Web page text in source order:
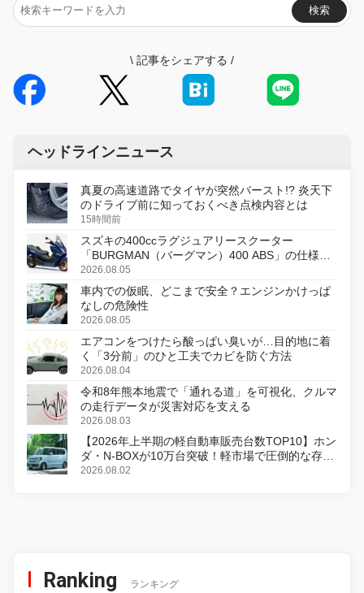
検索
\ 記事をシェアする /
ヘッドラインニュース
真夏の高速道路でタイヤが突然バースト!? 炎天下
のドライブ前に知っておくべき点検内容とは
15時間前
スズキの400ccラグジュアリースクーター
「BURGMAN（バーグマン）400 ABS」の仕様を
変更し、8月18日に発売
2026.08.05
車内での仮眠、どこまで安全？エンジンかけっぱ
なしの危険性
2026.08.05
エアコンをつけたら酸っぱい臭いが…目的地に着
く「3分前」のひと工夫でカビを防ぐ方法
2026.08.04
令和8年熊本地震で「通れる道」を可視化、クルマ
の走行データが災害対応を支える
2026.08.03
【2026年上半期の軽自動車販売台数TOP10】ホン
ダ・N-BOXが10万台突破！軽市場で圧倒的な存在
感
2026.08.02
Ranking ランキング